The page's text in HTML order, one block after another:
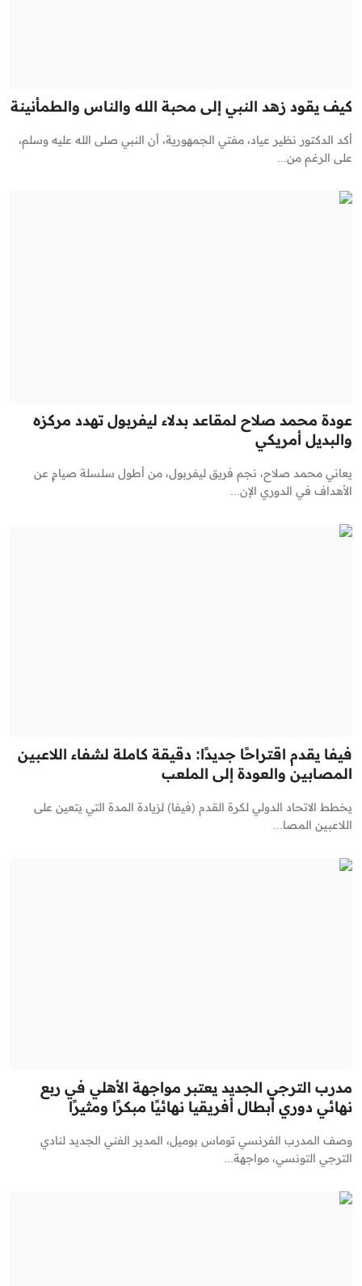
كيف يقود زهد النبي إلى محبة الله والناس والطمأنينة
أكد الدكتور نظير عياد، مفتي الجمهورية، أن النبي صلى الله عليه وسلم،
على الرغم من...
عودة محمد صلاح لمقاعد بدلاء ليفربول تهدد مركزه
والبديل أمريكي
يعاني محمد صلاح، نجم فريق ليفربول، من أطول سلسلة صيامٍ عن
الأهداف في الدوري الإن...
فيفا يقدم اقتراحًا جديدًا: دقيقة كاملة لشفاء اللاعبين
المصابين والعودة إلى الملعب
يخطط الاتحاد الدولي لكرة القدم (فيفا) لزيادة المدة التي يتعين على
اللاعبين المصا...
مدرب الترجي الجديد يعتبر مواجهة الأهلي في ربع
نهائي دوري أبطال أفريقيا نهائيًا مبكرًا ومثيرًا
وصف المدرب الفرنسي توماس بوميل، المدير الفني الجديد لنادي
الترجي التونسي، مواجهة...